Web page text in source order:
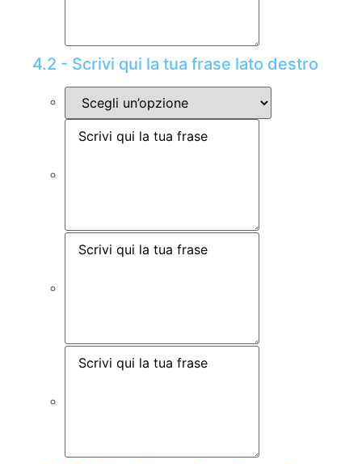
4.2 - Scrivi qui la tua frase lato destro